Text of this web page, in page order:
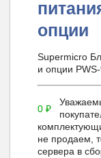
опции
Supermicro
и опции
0₽
не продаем,
сервера в